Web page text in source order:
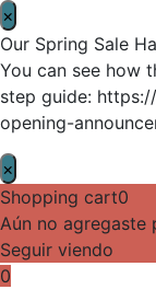
×
Our Spring Sale
You can see how
step guide:
opening-
×
Shopping cart0
Aún no agregaste
Seguir viendo
0